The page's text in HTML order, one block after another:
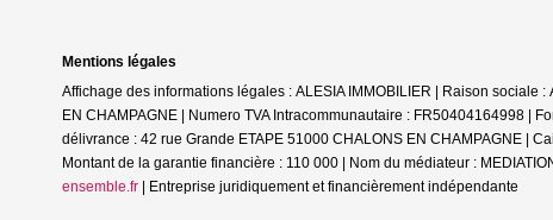
Mentions légales
Affichage des informations légales : ALESIA IMMOBILIER | Raison sociale
EN CHAMPAGNE | Numero TVA Intracommunautaire : FR50404164998 |
délivrance : 42 rue Grande ETAPE 51000 CHALONS EN CHAMPAGNE |
Montant de la garantie financière : 110 000 | Nom du médiateur :
ensemble.fr
Entreprise juridiquement et financièrement indépendante